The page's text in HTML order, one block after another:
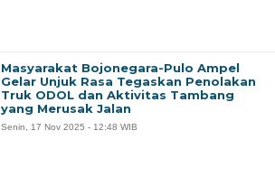
Masyarakat Bojonegara-Pulo Ampel
Gelar Unjuk Rasa Tegaskan Penolakan
Truk ODOL dan Aktivitas Tambang
yang Merusak Jalan
Senin, 17 Nov 2025 - 12:48 WIB